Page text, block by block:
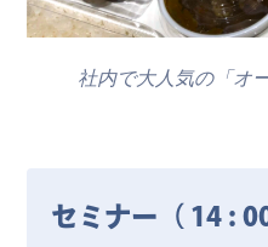
社内で大人気の「オ
セミナー（ 14 :